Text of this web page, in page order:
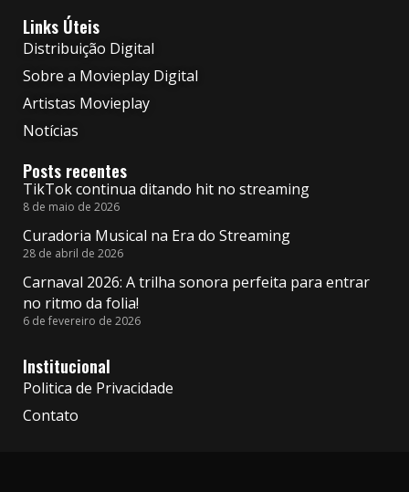
Links Úteis
Distribuição Digital
Sobre a Movieplay Digital
Artistas Movieplay
Notícias
Posts recentes
TikTok continua ditando hit no streaming
8 de maio de 2026
Curadoria Musical na Era do Streaming
28 de abril de 2026
Carnaval 2026: A trilha sonora perfeita para entrar
no ritmo da folia!
6 de fevereiro de 2026
Institucional
Politica de Privacidade
Contato